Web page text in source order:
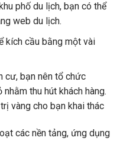
phố du lịch, bạn có thể
web du lịch.
kích cầu bằng một vài
cư, bạn nên tổ chức
thu hút khách hàng.
vàng cho bạn khai thác
các nền tảng, ứng dụng